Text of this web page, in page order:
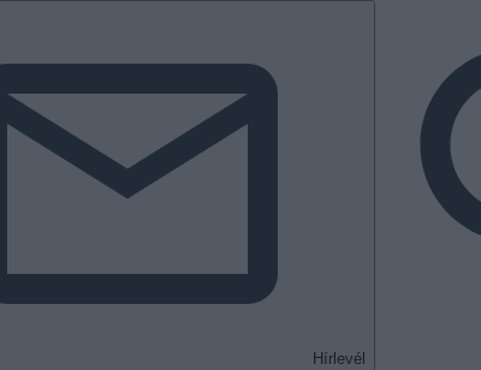
Hírlevél